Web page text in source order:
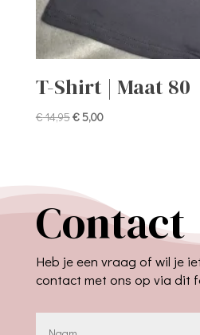
T-Shirt | Maat 80
€14,95Oorspronkelijke
€5,00Huidige
Contact
Heb je een vraag of wil je
contact met ons op via dit